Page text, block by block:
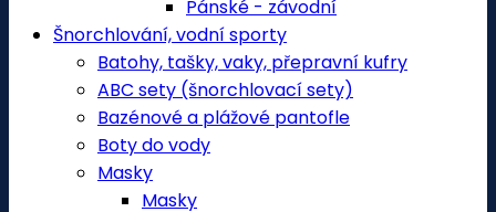
Pánské - závodní
Šnorchlování, vodní sporty
Batohy, tašky, vaky, přepravní kufry
ABC sety (šnorchlovací sety)
Bazénové a plážové pantofle
Boty do vody
Masky
Masky